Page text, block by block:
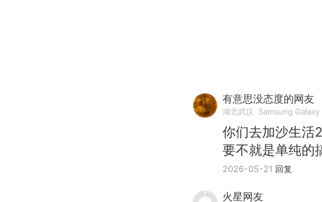
有意思没态度的网友
湖北武汉 Samsung
你们去加沙生活
要不就是单纯的
2026-05-21 回复
火星网友